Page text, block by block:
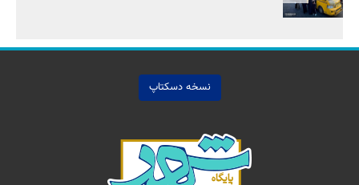
نسخه دسکتاپ